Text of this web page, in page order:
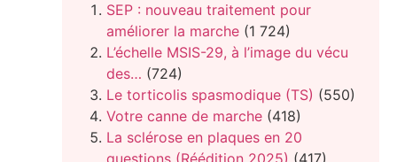
SEP : nouveau traitement pour
améliorer la marche (1 724)
L’échelle MSIS-29, à l’image du vécu
des… (724)
Le torticolis spasmodique (TS) (550)
Votre canne de marche (418)
La sclérose en plaques en 20
questions (Réédition 2025) (417)